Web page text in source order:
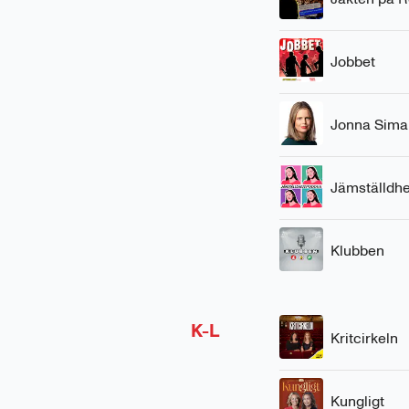
Jobbet
Jonna Sima
Klubben
K-L Kritcirkeln
Kungligt